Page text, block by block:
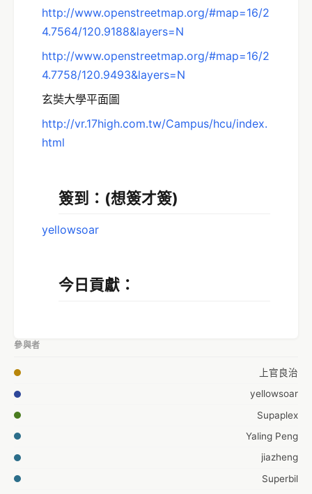
http://www.openstreetmap.org/#map=16/2
4.7564/120.9188&layers=N
http://www.openstreetmap.org/#map=16/2
4.7758/120.9493&layers=N
玄奘大學平面圖
http://vr.17high.com.tw/Campus/hcu/index.
html
簽到：(想簽才簽)
yellowsoar
今日貢獻：
參與者
上官良治
yellowsoar
Supaplex
Yaling Peng
jiazheng
Superbil